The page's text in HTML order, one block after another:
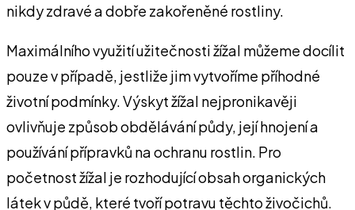
nikdy zdravé a dobře zakořeněné rostliny.
Maximálního využití užitečnosti žížal můžeme docílit
pouze v případě, jestliže jim vytvoříme příhodné
životní podmínky. Výskyt žížal nejpronikavěji
ovlivňuje způsob obdělávání půdy, její hnojení a
používání přípravků na ochranu rostlin. Pro
početnost žížal je rozhodující obsah organických
látek v půdě, které tvoří potravu těchto živočichů.